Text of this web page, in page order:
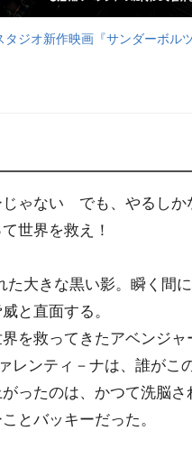
タジオ新作映画『サンダーボル
ゃない でも、やるしか
世界を救え！
た大きな黒い影。瞬く間
と直面する。
を救ってきたアベンジ
レンティ－ナは、誰がこ
ったのは、かつて洗脳
とバッキーだった。